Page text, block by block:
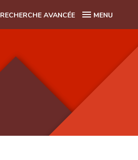
RECHERCHE AVANCÉE MENU